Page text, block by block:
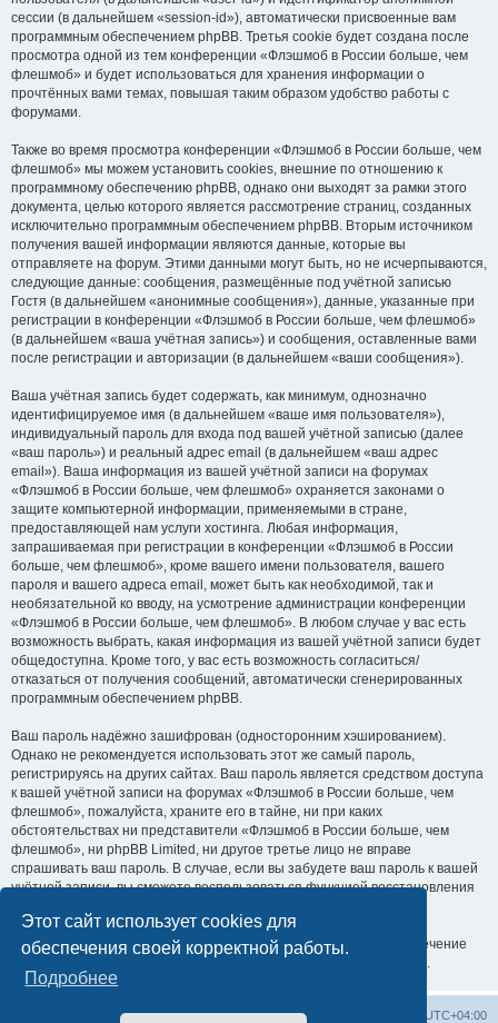
Этот сайт использует cookies для
обеспечения своей корректной работы.
Подробнее
сессии (в дальнейшем «session-id»), автоматически присвоенные вам
программным обеспечением phpBB. Третья cookie будет создана после
просмотра одной из тем конференции «Флэшмоб в России больше, чем
флешмоб» и будет использоваться для хранения информации о
прочтённых вами темах, повышая таким образом удобство работы с
форумами.
Также во время просмотра конференции «Флэшмоб в России больше, чем
флешмоб» мы можем установить cookies, внешние по отношению к
программному обеспечению phpBB, однако они выходят за рамки этого
документа, целью которого является рассмотрение страниц, созданных
исключительно программным обеспечением phpBB. Вторым источником
получения вашей информации являются данные, которые вы
отправляете на форум. Этими данными могут быть, но не исчерпываются,
следующие данные: сообщения, размещённые под учётной записью
Гостя (в дальнейшем «анонимные сообщения»), данные, указанные при
регистрации в конференции «Флэшмоб в России больше, чем флешмоб»
(в дальнейшем «ваша учётная запись») и сообщения, оставленные вами
после регистрации и авторизации (в дальнейшем «ваши сообщения»).
Ваша учётная запись будет содержать, как минимум, однозначно
идентифицируемое имя (в дальнейшем «ваше имя пользователя»),
индивидуальный пароль для входа под вашей учётной записью (далее
«ваш пароль») и реальный адрес email (в дальнейшем «ваш адрес
email»). Ваша информация из вашей учётной записи на форумах
«Флэшмоб в России больше, чем флешмоб» охраняется законами о
защите компьютерной информации, применяемыми в стране,
предоставляющей нам услуги хостинга. Любая информация,
запрашиваемая при регистрации в конференции «Флэшмоб в России
больше, чем флешмоб», кроме вашего имени пользователя, вашего
пароля и вашего адреса email, может быть как необходимой, так и
необязательной ко вводу, на усмотрение администрации конференции
«Флэшмоб в России больше, чем флешмоб». В любом случае у вас есть
возможность выбрать, какая информация из вашей учётной записи будет
общедоступна. Кроме того, у вас есть возможность согласиться/
отказаться от получения сообщений, автоматически сгенерированных
программным обеспечением phpBB.
Ваш пароль надёжно зашифрован (односторонним хэшированием).
Однако не рекомендуется использовать этот же самый пароль,
регистрируясь на других сайтах. Ваш пароль является средством доступа
к вашей учётной записи на форумах «Флэшмоб в России больше, чем
флешмоб», пожалуйста, храните его в тайне, ни при каких
обстоятельствах ни представители «Флэшмоб в России больше, чем
флешмоб», ни phpBB Limited, ни другое третье лицо не вправе
спрашивать ваш пароль. В случае, если вы забудете ваш пароль к вашей
учётной записи, вы сможете воспользоваться функцией восстановления
обеспечением phpBB. Вам будет необходимо ввести ваше имя
пользователя и ваш адрес email, после чего программное обеспечение
phpBB сгенерирует вам новый пароль для вашей учётной записи.
Список форумов UTC+04:00
Удалить cookies